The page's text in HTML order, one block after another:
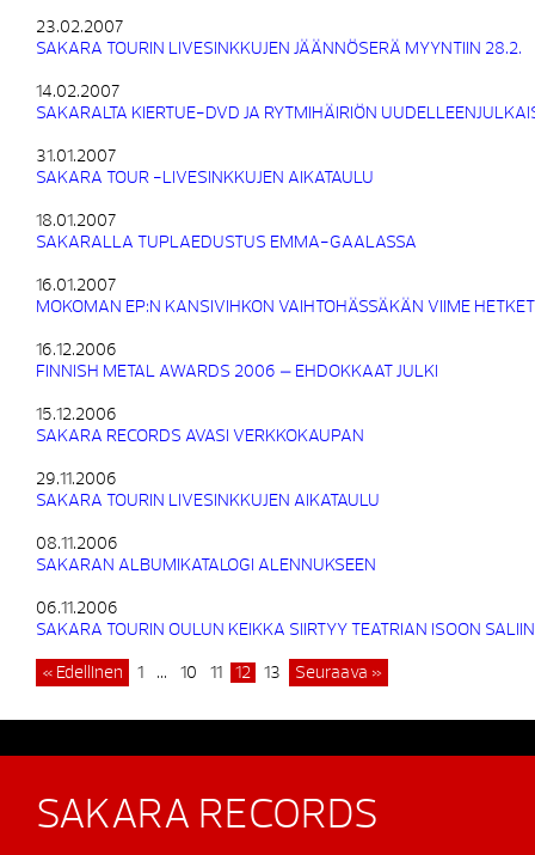
23.02.2007
SAKARA TOURIN LIVESINKKUJEN JÄÄNNÖSERÄ MYYNTIIN 28.2.
14.02.2007
SAKARALTA KIERTUE-DVD JA RYTMIHÄIRIÖN
31.01.2007
SAKARA TOUR -LIVESINKKUJEN AIKATAULU
18.01.2007
SAKARALLA TUPLAEDUSTUS EMMA-GAALASSA
16.01.2007
MOKOMAN EP:N KANSIVIHKON VAIHTOHÄSSÄKÄN VIIME HETKET
16.12.2006
FINNISH METAL AWARDS 2006 – EHDOKKAAT JULKI
15.12.2006
SAKARA RECORDS AVASI VERKKOKAUPAN
29.11.2006
SAKARA TOURIN LIVESINKKUJEN AIKATAULU
08.11.2006
SAKARAN ALBUMIKATALOGI ALENNUKSEEN
06.11.2006
SAKARA TOURIN OULUN KEIKKA SIIRTYY TEATRIAN ISOON SALIIN
« Edellinen 1 … 10 11 12 13 Seuraava »
SAKARA RECORDS